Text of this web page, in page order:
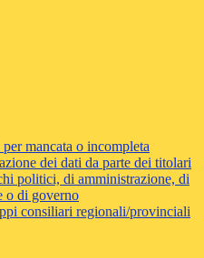
mancata o incompleta
dei dati da parte dei titolari
politici, di amministrazione, di
o di governo
consiliari regionali/provinciali